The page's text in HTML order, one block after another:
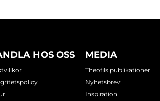
HOS OSS MEDIA
Theofils publikationer
Nyhetsbrev
Inspiration